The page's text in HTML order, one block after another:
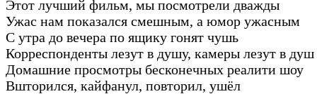
Этот лучший фильм, мы посмотрели дважды
Ужас нам показался смешным, а юмор ужасным
С утра до вечера по ящику гонят чушь
Корреспонденты лезут в душу, камеры лезут в душ
Домашние просмотры бесконечных реалити шоу
Вшторился, кайфанул, повторил, ушёл